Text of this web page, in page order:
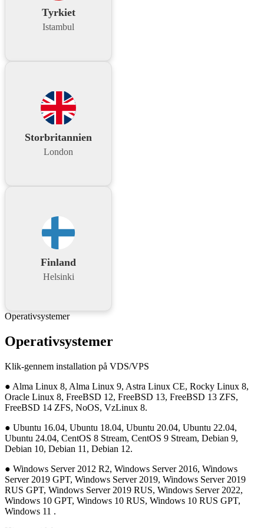
Tyrkiet
Istambul
Storbritannien
London
Finland
Helsinki
Operativsystemer
Operativsystemer
Klik-gennem installation på VDS/VPS
● Alma Linux 8, Alma Linux 9, Astra Linux CE, Rocky Linux 8,
Oracle Linux 8, FreeBSD 12, FreeBSD 13, FreeBSD 13 ZFS,
FreeBSD 14 ZFS, NoOS, VzLinux 8.
● Ubuntu 16.04, Ubuntu 18.04, Ubuntu 20.04, Ubuntu 22.04,
Ubuntu 24.04, CentOS 8 Stream, CentOS 9 Stream, Debian 9,
Debian 10, Debian 11, Debian 12.
● Windows Server 2012 R2, Windows Server 2016, Windows
Server 2019 GPT, Windows Server 2019, Windows Server 2019
RUS GPT, Windows Server 2019 RUS, Windows Server 2022,
Windows 10 GPT, Windows 10 RUS, Windows 10 RUS GPT,
Windows 11 .